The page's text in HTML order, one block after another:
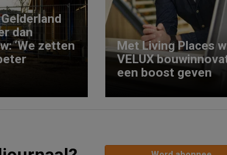
dan
‘We zetten
Met Living Places
VELUX
een boost geven